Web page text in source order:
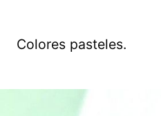
Colores pasteles.